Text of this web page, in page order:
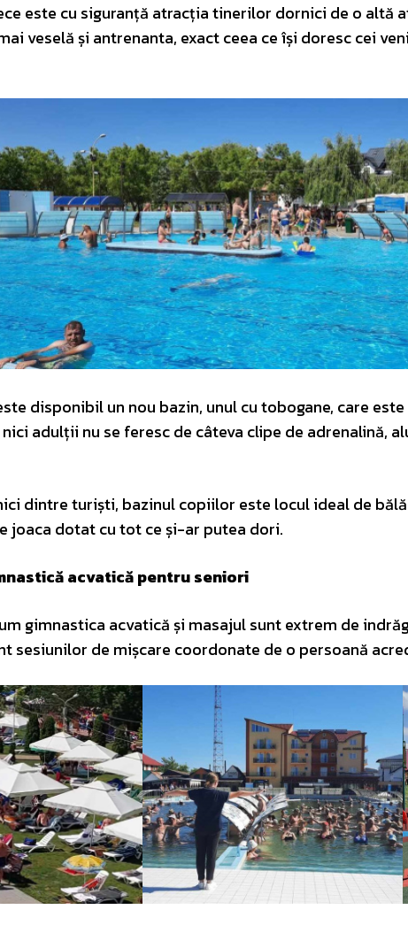
este cu siguranță atracția tinerilor dornici de o altă
veselă și antrenanta, exact ceea ce își doresc cei
disponibil un nou bazin, unul cu tobogane, care
adulții nu se feresc de câteva clipe de adrenalină,
dintre turiști, bazinul copiilor este locul ideal de
joaca dotat cu tot ce și-ar putea dori.
acvatică pentru seniori
gimnastica acvatică și masajul sunt extrem de
sesiunilor de mișcare coordonate de o persoană